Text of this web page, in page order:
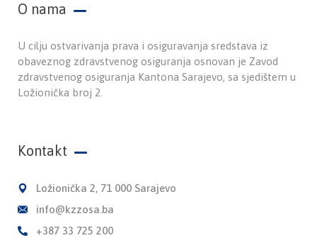
O nama
U cilju ostvarivanja prava i osiguravanja sredstava iz
obaveznog zdravstvenog osiguranja osnovan je Zavod
zdravstvenog osiguranja Kantona Sarajevo, sa sjedištem u
Ložionička broj 2.
Kontakt
Ložionička 2, 71 000 Sarajevo
info@kzzosa.ba
+387 33 725 200